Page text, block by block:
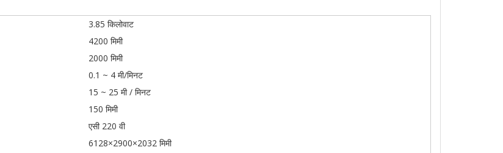
3.85 किलोवाट
4200 मिमी
2000 मिमी
0.1 ~ 4 मी/मिनट
15 ~ 25 मी / मिनट
150 मिमी
एसी 220 वी
6128×2900×2032 मिमी